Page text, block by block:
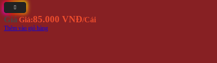
Giá Giá:85.000 VNĐ/Cái
Thêm vào giỏ hàng